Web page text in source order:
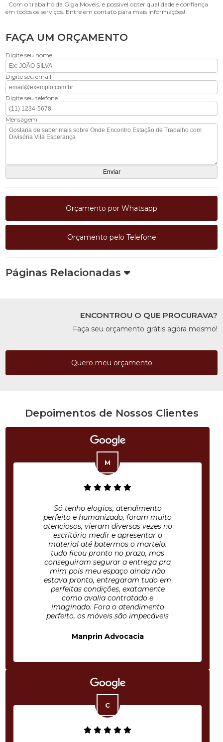
. Com o trabalho da Giga Moveis, é possivel obter qualidade e confiança
em todos os serviços. Entre em contato para mais informações!
FAÇA UM ORÇAMENTO
Digite seu nome
Digite seu email
Digite seu telefone
Mensagem
Orçamento por Whatsapp
Orçamento pelo Telefone
Páginas Relacionadas
ENCONTROU O QUE PROCURAVA?
Faça seu orçamento grátis agora mesmo!
Quero meu orçamento
Depoimentos de Nossos Clientes
Só tenho elogios, atendimento
perfeito e humanizado, foram muito
atenciosos, vieram diversas vezes no
escritório medir e apresentar o
material até batermos o martelo.
tudo ficou pronto no prazo, mas
conseguiram segurar a entrega pra
mim pois meu espaço ainda não
estava pronto, entregaram tudo em
perfeitas condições, exatamente
como avalia contratado e
imaginado. Fora o atendimento
perfeito, os móveis são impecáveis
Manprin Advocacia